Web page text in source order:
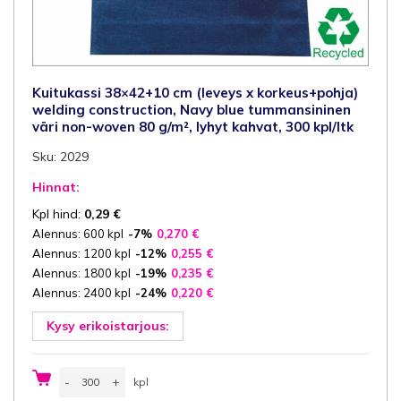
Kuitukassi 38×42+10 cm (leveys x korkeus+pohja)
welding construction, Navy blue tummansininen
väri non-woven 80 g/m², lyhyt kahvat, 300 kpl/ltk
Sku: 2029
Hinnat:
Kpl hind: 0,29 €
Alennus: 600 kpl -7% 0,270 €
Alennus: 1200 kpl -12% 0,255 €
Alennus: 1800 kpl -19% 0,235 €
Alennus: 2400 kpl -24% 0,220 €
Kysy erikoistarjous:
-
38x42+10
+ kpl